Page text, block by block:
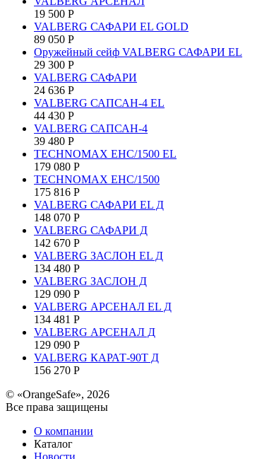
19 500 Р
VALBERG САФАРИ EL GOLD
89 050 Р
Оружейный сейф VALBERG САФАРИ EL
29 300 Р
VALBERG САФАРИ
24 636 Р
VALBERG САПСАН-4 EL
44 430 Р
VALBERG САПСАН-4
39 480 Р
TECHNOMAX EHC/1500 EL
179 080 Р
TECHNOMAX EHC/1500
175 816 Р
VALBERG САФАРИ EL Д
148 070 Р
VALBERG САФАРИ Д
142 670 Р
VALBERG ЗАСЛОН EL Д
134 480 Р
VALBERG ЗАСЛОН Д
129 090 Р
VALBERG АРСЕНАЛ EL Д
134 481 Р
VALBERG АРСЕНАЛ Д
129 090 Р
VALBERG КАРАТ-90T Д
156 270 Р
© «OrangeSafe», 2026
Все права защищены
О компании
Каталог
Новости